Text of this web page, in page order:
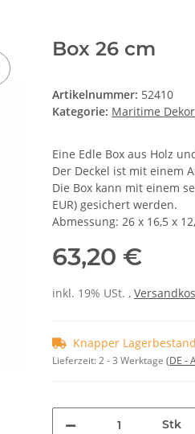
Box 26 cm
Artikelnummer: 52410
Kategorie: Maritime
Eine Edle Box aus Holz
Der Deckel ist mit einem
Die Box kann mit einem
EUR) gesichert werden.
Abmessung: 26 x 16,5 x
63,20 €
inkl. 19% USt. ,
Knapper Lagerbestand
Lieferzeit:2 - 3 Werktage (DE -
Stk